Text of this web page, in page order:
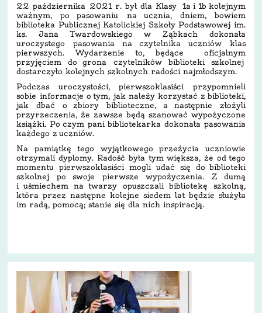
22 października 2021 r. był dla Klasy 1a i 1b kolejnym
ważnym, po pasowaniu na ucznia, dniem, bowiem
biblioteka Publicznej Katolickiej Szkoły Podstawowej im.
ks. Jana Twardowskiego w Ząbkach dokonała
uroczystego pasowania na czytelnika uczniów klas
pierwszych. Wydarzenie to, będące oficjalnym
przyjęciem do grona czytelników biblioteki szkolnej
dostarczyło kolejnych szkolnych radości najmłodszym.
Podczas uroczystości, pierwszoklasiści przypomnieli
sobie informacje o tym, jak należy korzystać z biblioteki,
jak dbać o zbiory biblioteczne, a następnie złożyli
przyrzeczenia, że zawsze będą szanować wypożyczone
książki. Po czym pani bibliotekarka dokonała pasowania
każdego z uczniów.
Na pamiątkę tego wyjątkowego przeżycia uczniowie
otrzymali dyplomy. Radość była tym większa, że od tego
momentu pierwszoklasiści mogli udać się do biblioteki
szkolnej po swoje pierwsze wypożyczenia. Z dumą
i uśmiechem na twarzy opuszczali bibliotekę szkolną,
która przez następne kolejne siedem lat będzie służyła
im radą, pomocą; stanie się dla nich inspiracją.